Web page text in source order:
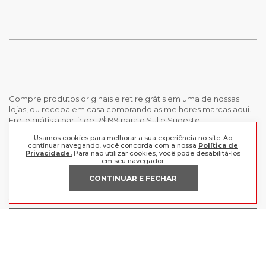
Usamos cookies para melhorar a sua experiência no site. Ao
continuar navegando, você concorda com a nossa Política de
Privacidade. Para não utilizar cookies, você pode desabilitá-los
em seu navegador.
CONTINUAR E FECHAR
Compre produtos originais e retire grátis em uma de nossas
lojas, ou receba em casa comprando as melhores marcas aqui.
Frete grátis a partir de R$199 para o Sul e Sudeste.
INSTITUCIONAL
Trabalhe Conosco